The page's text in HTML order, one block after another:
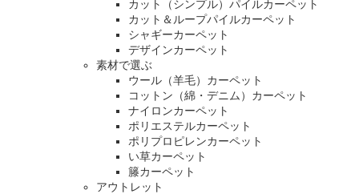
カット（シンプル）パイルカーペット
カット＆ループパイルカーペット
シャギーカーペット
デザインカーペット
素材で選ぶ
ウール（羊毛）カーペット
コットン（綿・デニム）カーペット
ナイロンカーペット
ポリエステルカーペット
ポリプロピレンカーペット
い草カーペット
籐カーペット
アウトレット